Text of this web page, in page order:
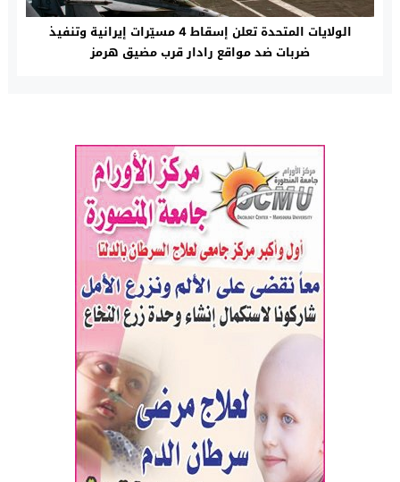
الولايات المتحدة تعلن إسقاط 4 مسيّرات إيرانية وتنفيذ
ضربات ضد مواقع رادار قرب مضيق هرمز